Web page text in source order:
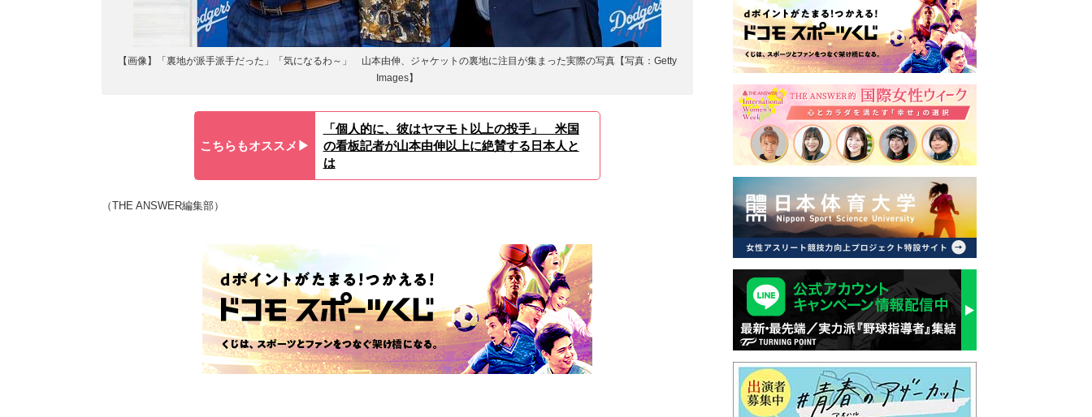
【画像】「裏地が派手派手だった」「気になるわ～」 山本由伸、ジャケットの裏地に注目が集まった実際の写真【写真：Getty
Images】
こちらもオススメ▶︎
「個人的に、彼はヤマモト以上の投手」 米国
の看板記者が山本由伸以上に絶賛する日本人と
は
（THE ANSWER編集部）